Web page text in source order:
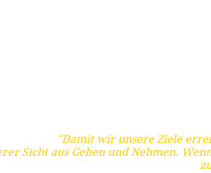
"Damit wir unsere Ziele
Sicht aus Geben und Nehmen.